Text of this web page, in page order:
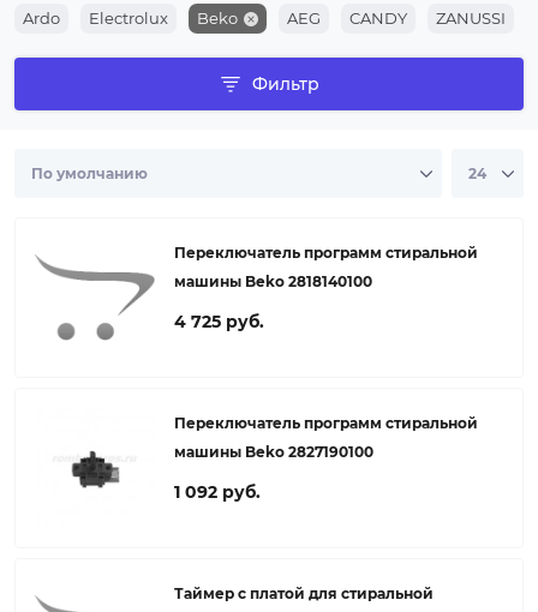
Ardo
Electrolux Beko AEG CANDY
ZANUSSI
WHIRLPOOL
ARISTON Indesit
Фильтр
Переключатель программ стиральной
машины Beko 2818140100
4 725 руб.
Переключатель программ стиральной
машины Beko 2827190100
1 092 руб.
Таймер с платой для стиральной